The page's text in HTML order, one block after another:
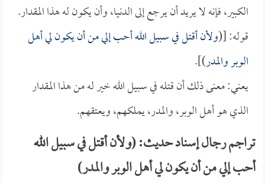
الكبير، فإنه لا يريد أن يرجع إلى الدنيا، وأن يكون له هذا المقدار.
قوله: [(ولأن أقتل في سبيل الله أحب إلي من أن يكون لي أهل
الوبر والمدر)].
يعني: معنى ذلك أن قتله في سبيل الله خير له من هذا المقدار
الذي هو أهل الوبر، والمدر، يملكهم، ويعتقهم.
تراجم رجال إسناد حديث: (ولأن أقتل في سبيل الله
أحب إلي من أن يكون لي أهل الوبر والمدر)